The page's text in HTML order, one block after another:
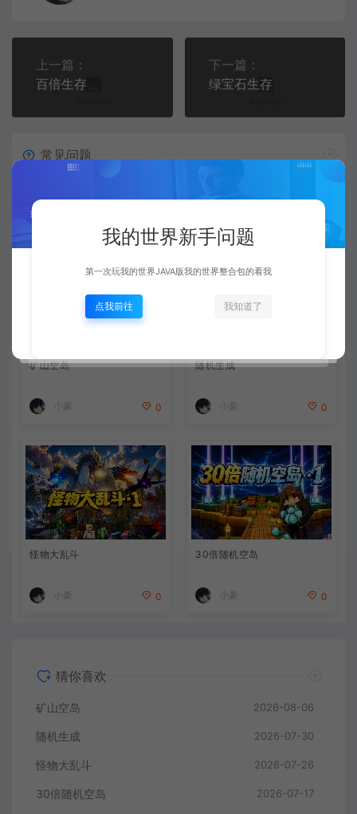
上一篇：
百倍生存
下一篇：
绿宝石生存
常见问题
矿山空岛
小豪 0
随机生成
小豪 0
怪物大乱斗
小豪 0
30倍随机空岛
小豪 0
猜你喜欢
矿山空岛 2026-08-06
随机生成 2026-07-30
怪物大乱斗 2026-07-26
30倍随机空岛 2026-07-17
我的世界新手问题
第一次玩我的世界JAVA版我的世界整合包的看我
点我前往 我知道了